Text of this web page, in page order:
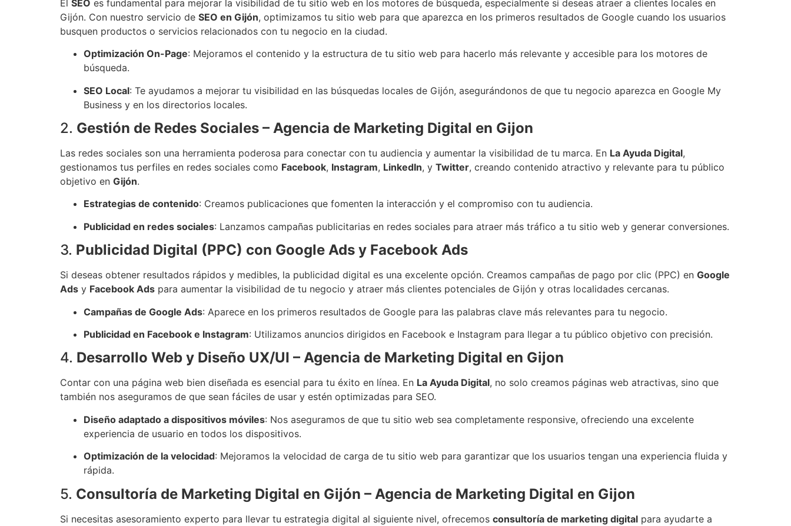
El SEO es fundamental para mejorar la visibilidad de tu sitio web en los motores de búsqueda, especialmente si deseas atraer a clientes locales en
Gijón. Con nuestro servicio de SEO en Gijón, optimizamos tu sitio web para que aparezca en los primeros resultados de Google cuando los usuarios
busquen productos o servicios relacionados con tu negocio en la ciudad.
Optimización On-Page: Mejoramos el contenido y la estructura de tu sitio web para hacerlo más relevante y accesible para los motores de
búsqueda.
SEO Local: Te ayudamos a mejorar tu visibilidad en las búsquedas locales de Gijón, asegurándonos de que tu negocio aparezca en Google My
Business y en los directorios locales.
2. Gestión de Redes Sociales – Agencia de Marketing Digital en Gijon
Las redes sociales son una herramienta poderosa para conectar con tu audiencia y aumentar la visibilidad de tu marca. En La Ayuda Digital,
gestionamos tus perfiles en redes sociales como Facebook, Instagram, LinkedIn, y Twitter, creando contenido atractivo y relevante para tu público
objetivo en Gijón.
Estrategias de contenido: Creamos publicaciones que fomenten la interacción y el compromiso con tu audiencia.
Publicidad en redes sociales: Lanzamos campañas publicitarias en redes sociales para atraer más tráfico a tu sitio web y generar conversiones.
3. Publicidad Digital (PPC) con Google Ads y Facebook Ads
Si deseas obtener resultados rápidos y medibles, la publicidad digital es una excelente opción. Creamos campañas de pago por clic (PPC) en Google
Ads y Facebook Ads para aumentar la visibilidad de tu negocio y atraer más clientes potenciales de Gijón y otras localidades cercanas.
Campañas de Google Ads: Aparece en los primeros resultados de Google para las palabras clave más relevantes para tu negocio.
Publicidad en Facebook e Instagram: Utilizamos anuncios dirigidos en Facebook e Instagram para llegar a tu público objetivo con precisión.
4. Desarrollo Web y Diseño UX/UI – Agencia de Marketing Digital en Gijon
Contar con una página web bien diseñada es esencial para tu éxito en línea. En La Ayuda Digital, no solo creamos páginas web atractivas, sino que
también nos aseguramos de que sean fáciles de usar y estén optimizadas para SEO.
Diseño adaptado a dispositivos móviles: Nos aseguramos de que tu sitio web sea completamente responsive, ofreciendo una excelente
experiencia de usuario en todos los dispositivos.
Optimización de la velocidad: Mejoramos la velocidad de carga de tu sitio web para garantizar que los usuarios tengan una experiencia fluida y
rápida.
5. Consultoría de Marketing Digital en Gijón – Agencia de Marketing Digital en Gijon
Si necesitas asesoramiento experto para llevar tu estrategia digital al siguiente nivel, ofrecemos consultoría de marketing digital para ayudarte a